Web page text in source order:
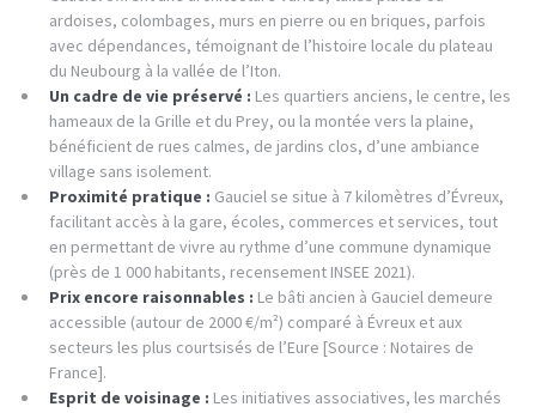
ardoises, colombages, murs en pierre ou en briques, parfois
avec dépendances, témoignant de l’histoire locale du plateau
du Neubourg à la vallée de l’Iton.
Un cadre de vie préservé : Les quartiers anciens, le centre, les
hameaux de la Grille et du Prey, ou la montée vers la plaine,
bénéficient de rues calmes, de jardins clos, d’une ambiance
village sans isolement.
Proximité pratique : Gauciel se situe à 7 kilomètres d’Évreux,
facilitant accès à la gare, écoles, commerces et services, tout
en permettant de vivre au rythme d’une commune dynamique
(près de 1 000 habitants, recensement INSEE 2021).
Prix encore raisonnables : Le bâti ancien à Gauciel demeure
accessible (autour de 2000 €/m²) comparé à Évreux et aux
secteurs les plus courtsisés de l’Eure [Source : Notaires de
France].
Esprit de voisinage : Les initiatives associatives, les marchés